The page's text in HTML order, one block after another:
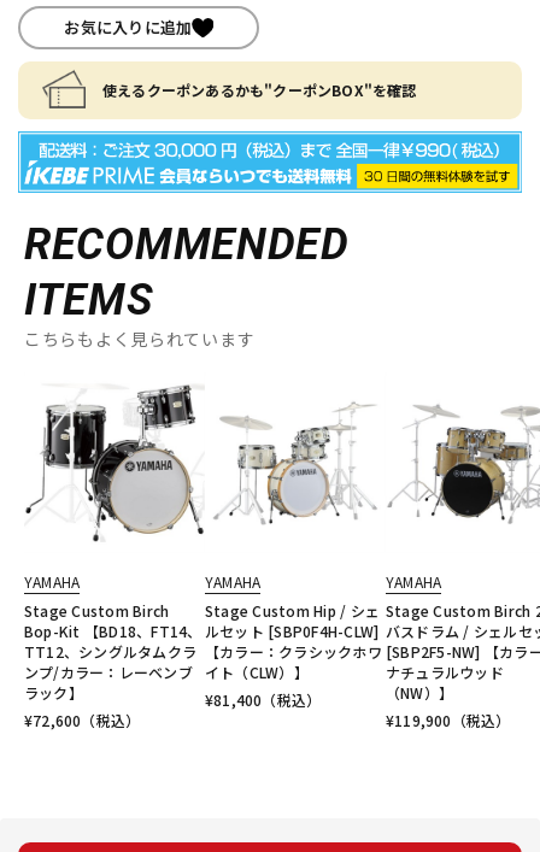
お気に入りに追加
使えるクーポンあるかも"クーポンBOX"を確認
RECOMMENDED
ITEMS
こちらもよく見られています
YAMAHA
Stage Custom Birch
Bop-Kit 【BD18、FT14、
TT12、シングルタムクラ
ンプ/カラー：レーベンブ
ラック】
¥72,600 （税込）
YAMAHA
Stage Custom Hip / シェ
ルセット [SBP0F4H-CLW]
【カラー：クラシックホワ
イト（CLW）】
¥81,400 （税込）
YAMAHA
Stage Custom Birch
バスドラム / シェルセ
[SBP2F5-NW] 【カラ
ナチュラルウッド
（NW）】
¥119,900 （税込）